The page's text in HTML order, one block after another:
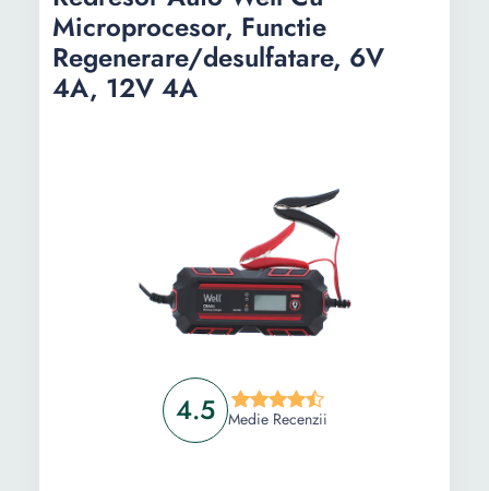
compatibila
4.5 Medie Recenzii
Microprocesor, Functie
Regenerare/desulfatare, 6V
4A, 12V 4A